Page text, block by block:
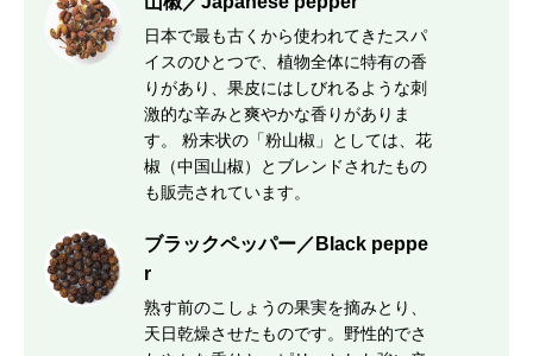
日本で最も古くから使われてきたスパ
イスのひとつで、植物全体に特有の香
りがあり、果皮にはしびれるような刺
激的な辛みと爽やかな香りがありま
す。 粉末状の「粉山椒」としては、花
椒（中国山椒）とブレンドされたもの
も販売されています。
ブラックペッパー／Black peppe
r
熟す前のこしょうの果実を摘みとり、
天日乾燥させたものです。野性的でさ